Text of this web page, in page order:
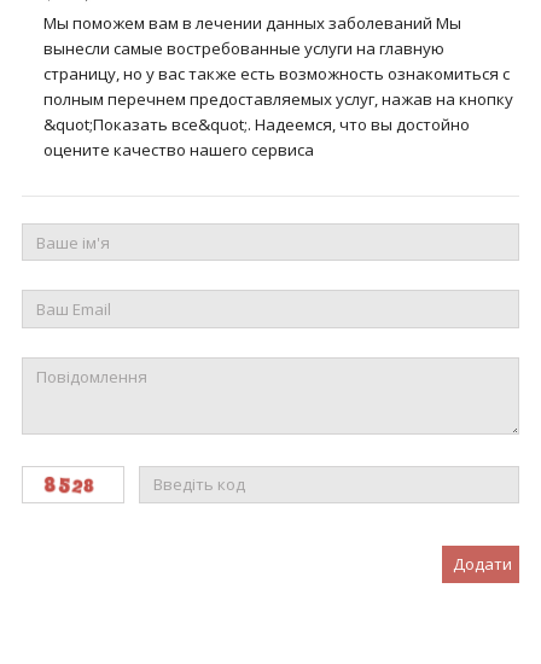
Мы поможем вам в лечении данных заболеваний Мы
вынесли самые востребованные услуги на главную
страницу, но у вас также есть возможность ознакомиться с
полным перечнем предоставляемых услуг, нажав на кнопку
&quot;Показать все&quot;. Надеемся, что вы достойно
оцените качество нашего сервиса
Додати